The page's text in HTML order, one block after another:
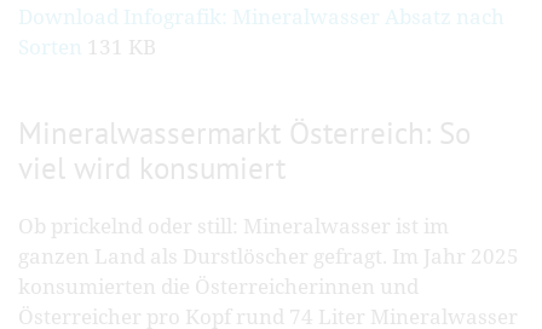
Download Infografik: Mineralwasser Absatz nach
Sorten 131 KB
Mineralwassermarkt Österreich: So
viel wird konsumiert
Ob prickelnd oder still: Mineralwasser ist im
ganzen Land als Durstlöscher gefragt. Im Jahr 2025
konsumierten die Österreicherinnen und
Österreicher pro Kopf rund 74 Liter Mineralwasser